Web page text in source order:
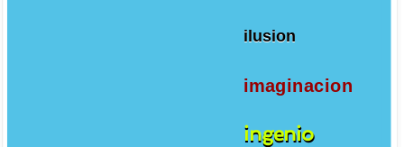
ilusion
imaginacion
ingenio